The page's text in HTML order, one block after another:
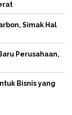
Simak Hal
Perusahaan,
Bisnis yang